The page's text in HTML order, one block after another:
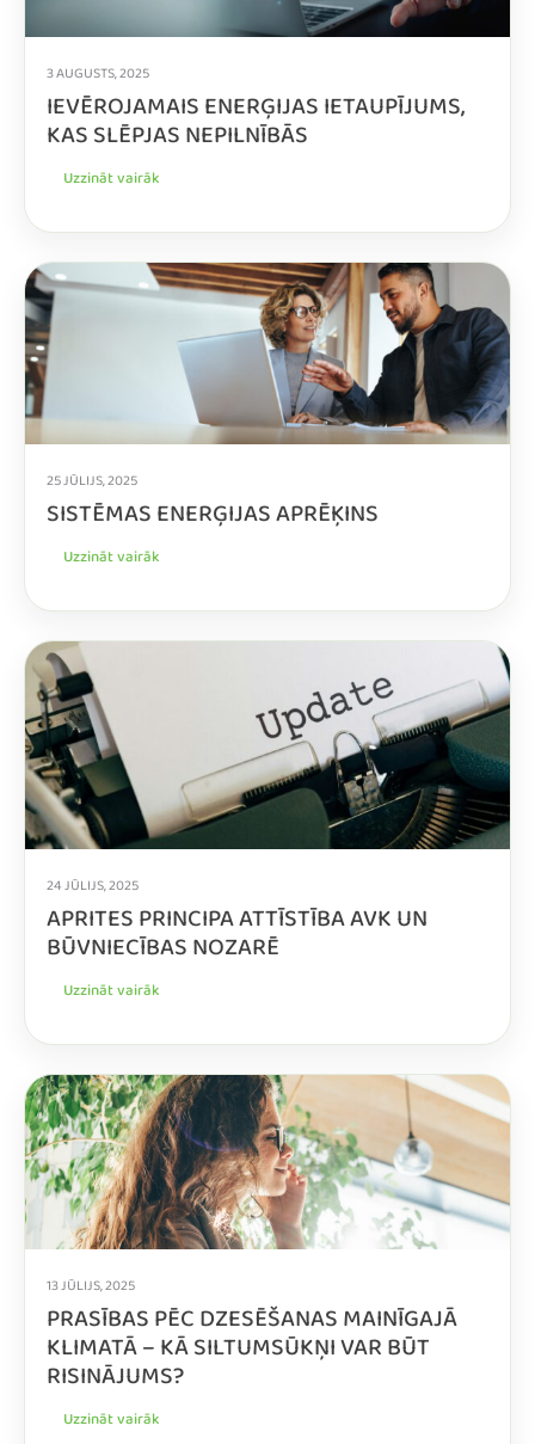
3 AUGUSTS, 2025
IEVĒROJAMAIS ENERĢIJAS IETAUPĪJUMS,
KAS SLĒPJAS NEPILNĪBĀS
Uzzināt vairāk
25 JŪLIJS, 2025
SISTĒMAS ENERĢIJAS APRĒĶINS
Uzzināt vairāk
24 JŪLIJS, 2025
APRITES PRINCIPA ATTĪSTĪBA AVK UN
BŪVNIECĪBAS NOZARĒ
Uzzināt vairāk
13 JŪLIJS, 2025
PRASĪBAS PĒC DZESĒŠANAS MAINĪGAJĀ
KLIMATĀ – KĀ SILTUMSŪKŅI VAR BŪT
RISINĀJUMS?
Uzzināt vairāk